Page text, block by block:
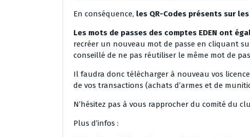
En conséquence, les QR-Codes présents sur
Les mots de passes des comptes EDEN ont
recréer un nouveau mot de passe en cliquant
conseillé de ne pas réutiliser le même mot de
Il faudra donc télécharger à nouveau vos
de vos transactions (achats d’armes et de
N’hésitez pas à vous rapprocher du comité du
Plus d’infos :